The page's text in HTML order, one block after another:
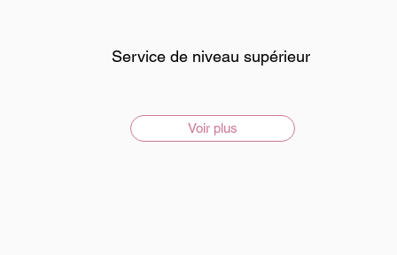
Service de niveau supérieur
Voir plus